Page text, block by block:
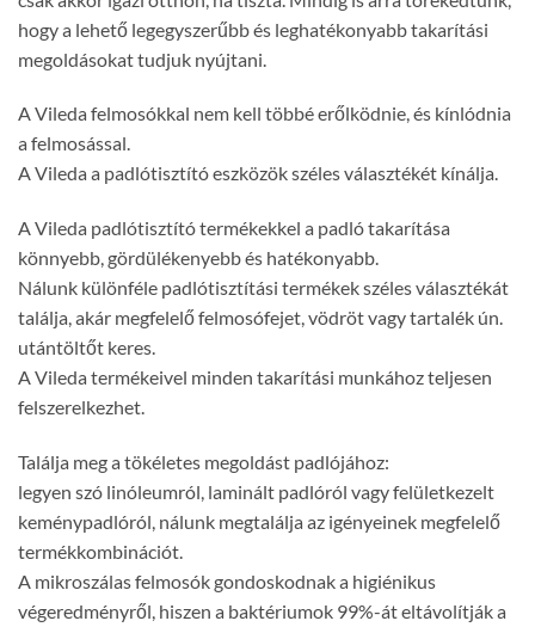
hogy a lehető legegyszerűbb és leghatékonyabb takarítási
megoldásokat tudjuk nyújtani.
A Vileda felmosókkal nem kell többé erőlködnie, és kínlódnia
a felmosással.
A Vileda a padlótisztító eszközök széles választékét kínálja.
A Vileda padlótisztító termékekkel a padló takarítása
könnyebb, gördülékenyebb és hatékonyabb.
Nálunk különféle padlótisztítási termékek széles választékát
találja, akár megfelelő felmosófejet, vödröt vagy tartalék ún.
utántöltőt keres.
A Vileda termékeivel minden takarítási munkához teljesen
felszerelkezhet.
Találja meg a tökéletes megoldást padlójához:
legyen szó linóleumról, laminált padlóról vagy felületkezelt
keménypadlóról, nálunk megtalálja az igényeinek megfelelő
termékkombinációt.
A mikroszálas felmosók gondoskodnak a higiénikus
végeredményről, hiszen a baktériumok 99%-át eltávolítják a